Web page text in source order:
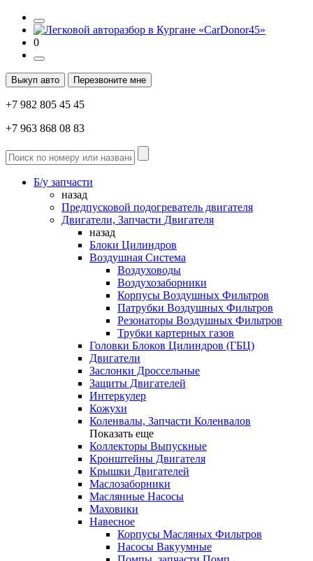
0
Выкуп авто Перезвоните мне
+7 982 805 45 45
+7 963 868 08 83
Б/у запчасти
назад
Предпусковой подогреватель двигателя
Двигатели, Запчасти Двигателя
назад
Блоки Цилиндров
Воздушная Система
Воздуховоды
Воздухозаборники
Корпусы Воздушных Фильтров
Патрубки Воздушных Фильтров
Резонаторы Воздушных Фильтров
Трубки картерных газов
Головки Блоков Цилиндров (ГБЦ)
Двигатели
Заслонки Дроссельные
Защиты Двигателей
Интеркулер
Кожухи
Коленвалы, Запчасти Коленвалов
Показать еще
Коллекторы Выпускные
Кронштейны Двигателя
Крышки Двигателей
Маслозаборники
Маслянные Насосы
Маховики
Навесное
Корпусы Масляных Фильтров
Насосы Вакуумные